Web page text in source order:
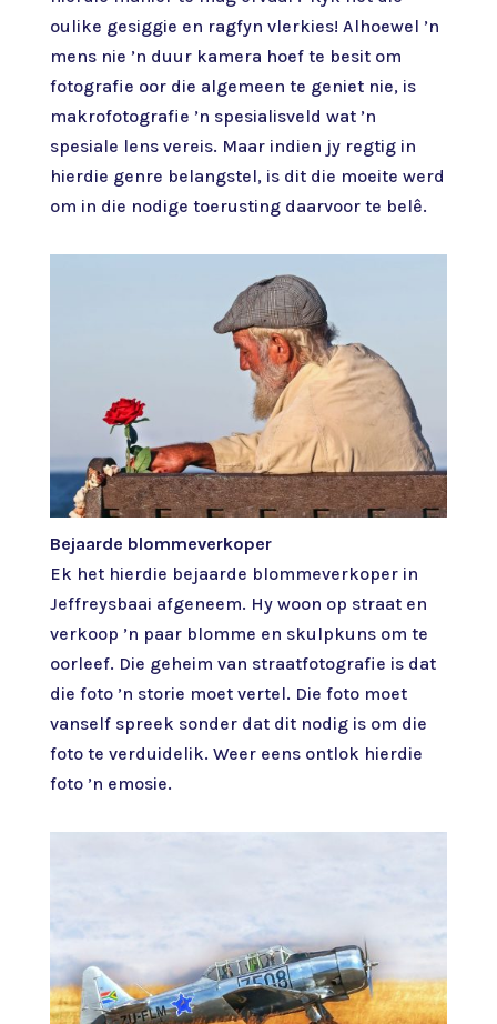
oulike gesiggie en ragfyn vlerkies! Alhoewel ’n
mens nie ’n duur kamera hoef te besit om
fotografie oor die algemeen te geniet nie, is
makrofotografie ’n spesialisveld wat ’n
spesiale lens vereis. Maar indien jy regtig in
hierdie genre belangstel, is dit die moeite werd
om in die nodige toerusting daarvoor te belê.
Bejaarde blommeverkoper
Ek het hierdie bejaarde blommeverkoper in
Jeffreysbaai afgeneem. Hy woon op straat en
verkoop ’n paar blomme en skulpkuns om te
oorleef. Die geheim van straatfotografie is dat
die foto ’n storie moet vertel. Die foto moet
vanself spreek sonder dat dit nodig is om die
foto te verduidelik. Weer eens ontlok hierdie
foto ’n emosie.